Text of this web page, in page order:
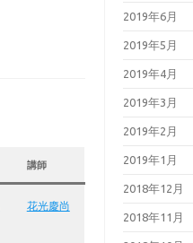
講師
花光慶尚
2019年6月
2019年5月
2019年4月
2019年3月
2019年2月
2019年1月
2018年12月
2018年11月